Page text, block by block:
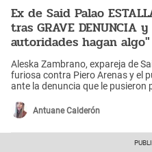
Ex de Said Palao
tras GRAVE DENUNCIA
autoridades hagan algo"
Aleska Zambrano, expareja de
furiosa contra Piero Arenas y el
ante la denuncia que le pusieron
Antuane Calderón